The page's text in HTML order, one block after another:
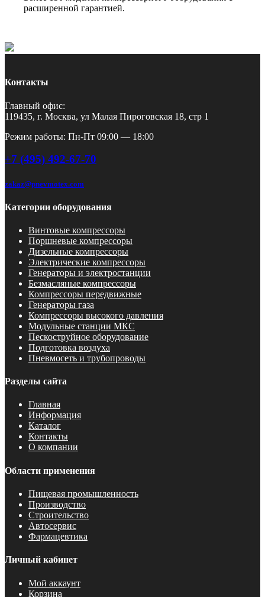
расширенной гарантией.
Контакты
Главный офис:
119435, г. Москва, ул Малая Пироговская 18, стр 1
Режим работы: Пн-Пт 09:00 — 18:00
+7 (495) 492-67-70
zakaz@pnevmotex.com
Категории оборудования
Винтовые компрессоры
Поршневые компрессоры
Дизельные компрессоры
Электрические компрессоры
Генераторы и электростанции
Безмасляные компрессоры
Компрессоры передвижные
Генераторы газа
Компрессоры высокого давления
Модульные станции МКС
Пескоструйное оборудование
Подготовка воздуха
Пневмосеть и трубопроводы
Разделы сайта
Главная
Информация
Каталог
Контакты
О компании
Области применения
Пищевая промышленность
Производство
Строительство
Автосервис
Фармацевтика
Личный кабинет
Мой аккаунт
Корзина